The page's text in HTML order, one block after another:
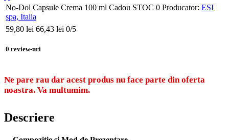
No-Dol Capsule Crema 100 ml Cadou STOC 0 Producator: ESI
spa, Italia
59,80 lei 66,43 lei 0/5
0 review-uri
Ne pare rau dar acest produs nu face parte din oferta
noastra. Va multumim.
Descriere